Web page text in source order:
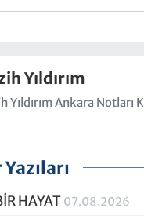
Yıldırım
Yıldırım Ankara
HAYAT 07.08.2026